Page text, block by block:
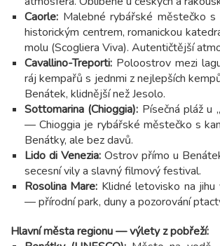
Caorle: Malebné rybářské městečko s
historickým centrem, romanickou
molu (Scogliera Viva). Autentičtější
Cavallino-Treporti: Poloostrov mezi
ráj kempařů s jednmi z nejlepších
Benátek, klidnější než Jesolo.
Sottomarina (Chioggia): Písečná pláž u
— Chioggia je rybářské městečko s
Benátky, ale bez davů.
Lido di Venezia: Ostrov přímo u
secesní vily a slavný filmový festival.
Rosolina Mare: Klidné letovisko na
— přírodní park, duny a pozorování
Hlavní města regionu — výlety z pobřeží: